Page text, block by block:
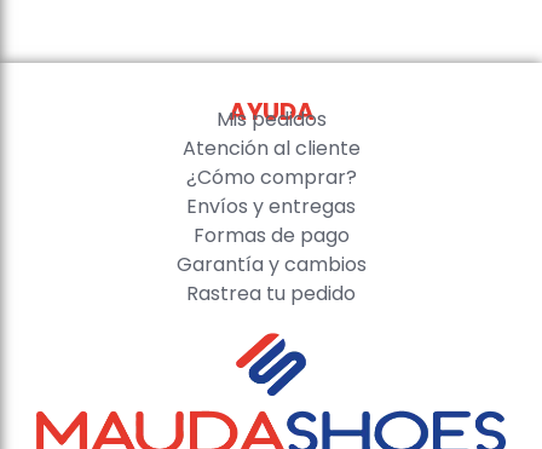
AYUDA
Mis pedidos
Atención al cliente
¿Cómo comprar?
Envíos y entregas
Formas de pago
Garantía y cambios
Rastrea tu pedido